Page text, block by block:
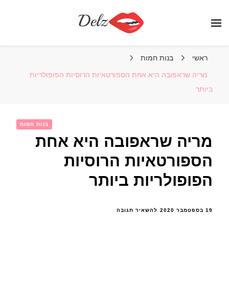
ראשי בנות חמות
מריה שראפובה היא אחת הספורטאיות הרוסיות הפופולריות
ביותר
בנות חמות
מריה שראפובה היא אחת
הספורטאיות הרוסיות
הפופולריות ביותר
19 בספטמבר 2020 להשאיר תגובהבנושא